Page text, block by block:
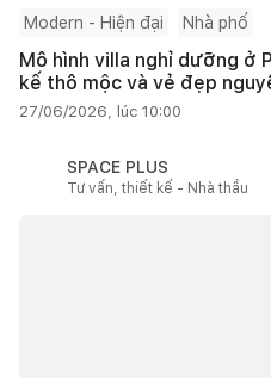
Modern - Hiện đại Nhà phố
Mô hình villa nghỉ dưỡng ở
kế thô mộc và vẻ đẹp
27/06/2026, lúc 10:00
SPACE PLUS
Tư vấn, thiết kế - Nhà thầu